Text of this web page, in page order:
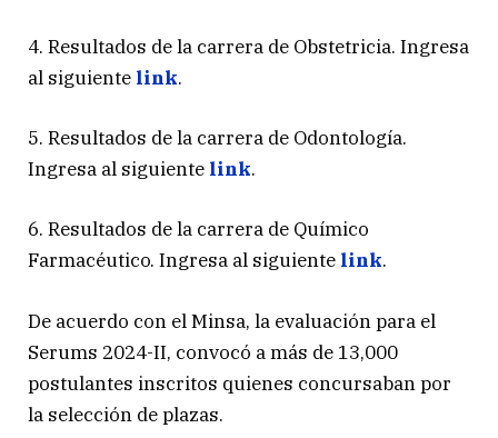
4. Resultados de la carrera de Obstetricia. Ingresa
al siguiente link.
5. Resultados de la carrera de Odontología.
Ingresa al siguiente link.
6. Resultados de la carrera de Químico
Farmacéutico. Ingresa al siguiente link.
De acuerdo con el Minsa, la evaluación para el
Serums 2024-II, convocó a más de 13,000
postulantes inscritos quienes concursaban por
la selección de plazas.